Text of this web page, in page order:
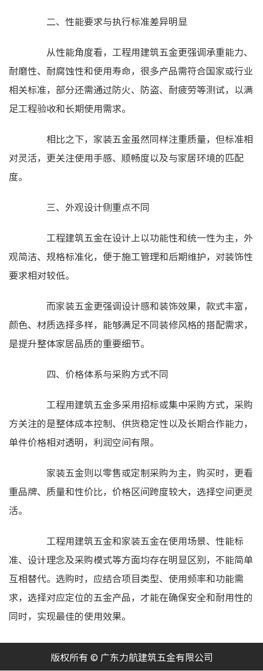
二、性能要求与执行标准差异明显
从性能角度看，工程用建筑五金更强调承重能力、
耐磨性、耐腐蚀性和使用寿命，很多产品需符合国家或行业
相关标准，部分还需通过防火、防盗、耐疲劳等测试，以满
足工程验收和长期使用需求。
相比之下，家装五金虽然同样注重质量，但标准相
对灵活，更关注使用手感、顺畅度以及与家居环境的匹配
度。
三、外观设计侧重点不同
工程建筑五金在设计上以功能性和统一性为主，外
观简洁、规格标准化，便于施工管理和后期维护，对装饰性
要求相对较低。
而家装五金更强调设计感和装饰效果，款式丰富，
颜色、材质选择多样，能够满足不同装修风格的搭配需求，
是提升整体家居品质的重要细节。
四、价格体系与采购方式不同
工程用建筑五金多采用招标或集中采购方式，采购
方关注的是整体成本控制、供货稳定性以及长期合作能力，
单件价格相对透明，利润空间有限。
家装五金则以零售或定制采购为主，购买时，更看
重品牌、质量和性价比，价格区间跨度较大，选择空间更灵
活。
工程用建筑五金和家装五金在使用场景、性能标
准、设计理念及采购模式等方面均存在明显区别，不能简单
互相替代。选购时，应结合项目类型、使用频率和功能需
求，选择对应定位的五金产品，才能在确保安全和耐用性的
同时，实现最佳的使用效果。
版权所有 © 广东力航建筑五金有限公司